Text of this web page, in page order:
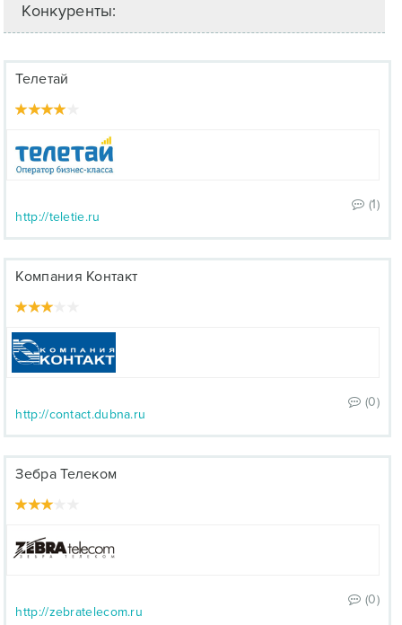
Конкуренты:
Телетай
(1)
http://teletie.ru
Компания Контакт
(0)
http://contact.dubna.ru
Зебра Телеком
(0)
http://zebratelecom.ru